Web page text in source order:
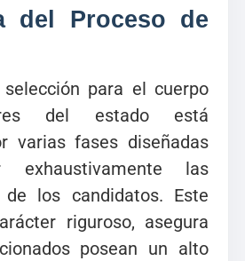
del Proceso de
para el cuerpo
del estado está
varias fases diseñadas
exhaustivamente las
de los candidatos. Este
riguroso, asegura
posean un alto